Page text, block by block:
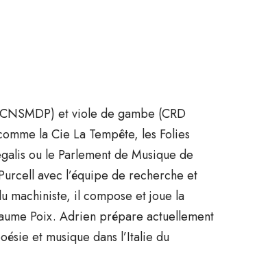
et viole de gambe (CRD
la Cie La Tempête, les Folies
ou le Parlement de Musique de
avec l’équipe de recherche et
machiniste, il compose et joue la
Poix. Adrien prépare actuellement
et musique dans l’Italie du